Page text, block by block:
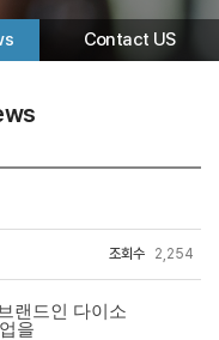
Contact US
조회수 2,254
랜드인 다이소
을